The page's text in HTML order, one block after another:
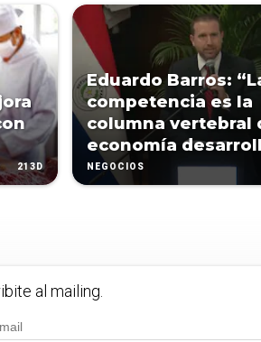
213D
Eduardo Barros:
competencia es la
columna vertebral
economía
NEGOCIOS
al mailing.